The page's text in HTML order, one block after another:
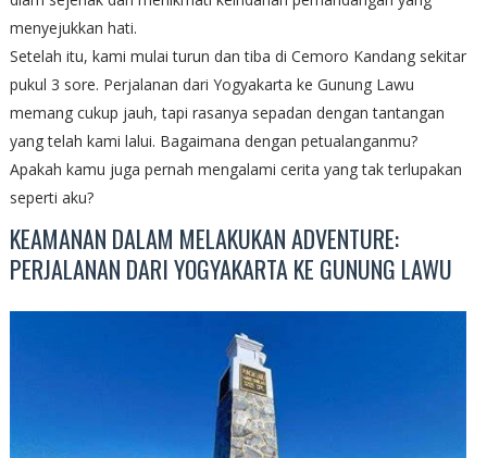
menyejukkan hati.
Setelah itu, kami mulai turun dan tiba di Cemoro Kandang sekitar
pukul 3 sore. Perjalanan dari Yogyakarta ke Gunung Lawu
memang cukup jauh, tapi rasanya sepadan dengan tantangan
yang telah kami lalui. Bagaimana dengan petualanganmu?
Apakah kamu juga pernah mengalami cerita yang tak terlupakan
seperti aku?
KEAMANAN DALAM MELAKUKAN ADVENTURE:
PERJALANAN DARI YOGYAKARTA KE GUNUNG LAWU